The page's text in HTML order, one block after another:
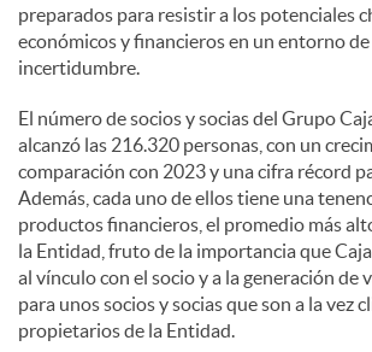
preparados para resistir a los potenciales
económicos y financieros en un entorno
incertidumbre.
El número de socios y socias del Grupo
alcanzó las 216.320 personas, con un
comparación con 2023 y una cifra récord
Además, cada uno de ellos tiene una
productos financieros, el promedio más
la Entidad, fruto de la importancia que
al vínculo con el socio y a la generación de
para unos socios y socias que son a la vez
propietarios de la Entidad.